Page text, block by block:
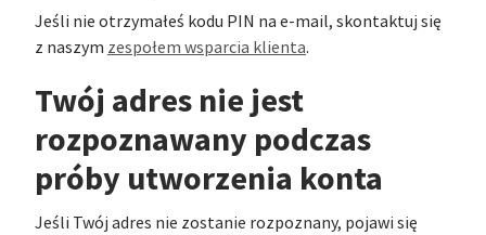
Jeśli nie otrzymałeś kodu PIN na e-mail, skontaktuj się
z naszym zespołem wsparcia klienta.
Twój adres nie jest
rozpoznawany podczas
próby utworzenia konta
Jeśli Twój adres nie zostanie rozpoznany, pojawi się